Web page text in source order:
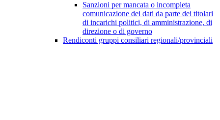
Sanzioni per mancata o incompleta
comunicazione dei dati da parte dei titolari
di incarichi politici, di amministrazione, di
direzione o di governo
Rendiconti gruppi consiliari regionali/provinciali